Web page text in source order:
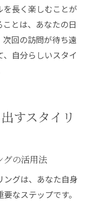
長く楽しむことが
とは、あなたの日
回の訪問が待ち遠
自分らしいスタイ
すスタイリ
グの活用法
グは、あなた自身
なステップです。